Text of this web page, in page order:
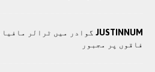
JUSTINNUM گوادر میں ٹرالر
فاقوں پر مجبور